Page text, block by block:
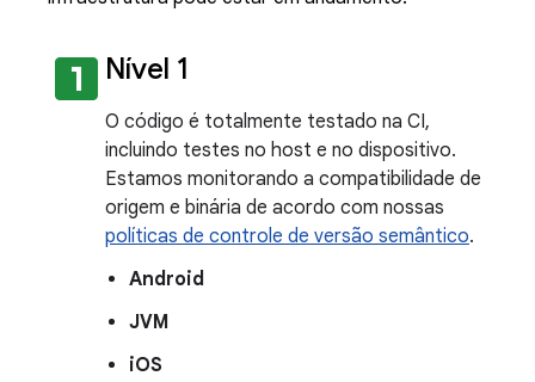
looks_one Nível 1
O código é totalmente testado na CI,
incluindo testes no host e no dispositivo.
Estamos monitorando a compatibilidade de
origem e binária de acordo com nossas
políticas de controle de versão semântico.
Android
JVM
iOS